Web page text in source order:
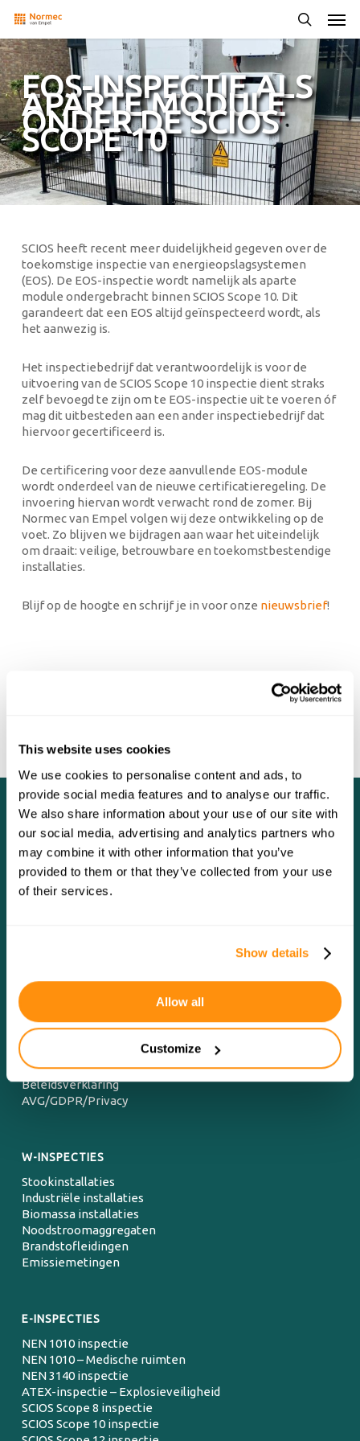
This website uses cookies
We use cookies to personalise content and ads, to
provide social media features and to analyse our traffic.
We also share information about your use of our site with
our social media, advertising and analytics partners who
may combine it with other information that you’ve
provided to them or that they’ve collected from your use
of their services.
Show details
Allow all
Customize
main
content
search
EOS-INSPECTIE ALS
APARTE MODULE
ONDER DE SCIOS
SCOPE 10
SCIOS heeft recent meer duidelijkheid gegeven over de
toekomstige inspectie van energieopslagsystemen
(EOS). De EOS-inspectie wordt namelijk als aparte
module ondergebracht binnen SCIOS Scope 10. Dit
garandeert dat een EOS altijd geïnspecteerd wordt, als
het aanwezig is.
Het inspectiebedrijf dat verantwoordelijk is voor de
uitvoering van de SCIOS Scope 10 inspectie dient straks
zelf bevoegd te zijn om te EOS-inspectie uit te voeren óf
mag dit uitbesteden aan een ander inspectiebedrijf dat
hiervoor gecertificeerd is.
De certificering voor deze aanvullende EOS-module
wordt onderdeel van de nieuwe certificatieregeling. De
invoering hiervan wordt verwacht rond de zomer. Bij
Normec van Empel volgen wij deze ontwikkeling op de
voet. Zo blijven we bijdragen aan waar het uiteindelijk
om draait: veilige, betrouwbare en toekomstbestendige
installaties.
Blijf op de hoogte en schrijf je in voor onze nieuwsbrief!
Stökskesweg 11
5571 TJ Bergeijk
POSTADRES
OVER ONS
Over Normec van Empel
Certificeringen
Werken bij Normec van Empel
Beleidsverklaring
AVG/GDPR/Privacy
W-INSPECTIES
Stookinstallaties
Industriële installaties
Biomassa installaties
Noodstroomaggregaten
Brandstofleidingen
Emissiemetingen
E-INSPECTIES
NEN 1010 inspectie
NEN 1010 – Medische ruimten
NEN 3140 inspectie
ATEX-inspectie – Explosieveiligheid
SCIOS Scope 8 inspectie
SCIOS Scope 10 inspectie